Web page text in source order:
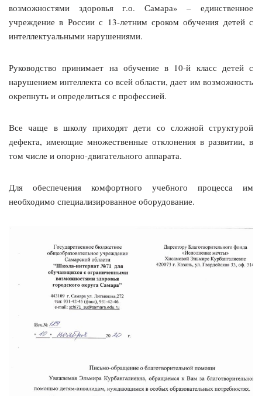
возможностями здоровья г.о. Самара» – единственное
учреждение в России с 13-летним сроком обучения детей с
интеллектуальными нарушениями.
Руководство принимает на обучение в 10-й класс детей с
нарушением интеллекта со всей области, дает им возможность
окрепнуть и определиться с профессией.
Все чаще в школу приходят дети со сложной структурой
дефекта, имеющие множественные отклонения в развитии, в
том числе и опорно-двигательного аппарата.
Для обеспечения комфортного учебного процесса им
необходимо специализированное оборудование.